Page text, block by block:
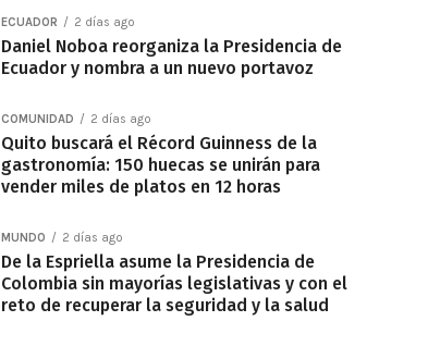
ECUADOR 2 días ago
Daniel Noboa reorganiza la Presidencia de
Ecuador y nombra a un nuevo portavoz
COMUNIDAD 2 días ago
Quito buscará el Récord Guinness de la
gastronomía: 150 huecas se unirán para
vender miles de platos en 12 horas
MUNDO 2 días ago
De la Espriella asume la Presidencia de
Colombia sin mayorías legislativas y con el
reto de recuperar la seguridad y la salud